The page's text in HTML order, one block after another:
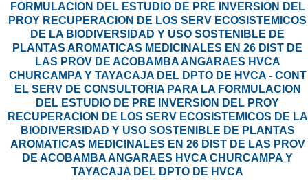
FORMULACION DEL ESTUDIO DE PRE INVERSION DEL
PROY RECUPERACION DE LOS SERV ECOSISTEMICOS
DE LA BIODIVERSIDAD Y USO SOSTENIBLE DE
PLANTAS AROMATICAS MEDICINALES EN 26 DIST DE
LAS PROV DE ACOBAMBA ANGARAES HVCA
CHURCAMPA Y TAYACAJA DEL DPTO DE HVCA - CONT
EL SERV DE CONSULTORIA PARA LA FORMULACION
DEL ESTUDIO DE PRE INVERSION DEL PROY
RECUPERACION DE LOS SERV ECOSISTEMICOS DE LA
BIODIVERSIDAD Y USO SOSTENIBLE DE PLANTAS
AROMATICAS MEDICINALES EN 26 DIST DE LAS PROV
DE ACOBAMBA ANGARAES HVCA CHURCAMPA Y
TAYACAJA DEL DPTO DE HVCA